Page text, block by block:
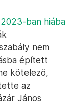
2023-ban hiába
nem
épített
kötelező,
az
János